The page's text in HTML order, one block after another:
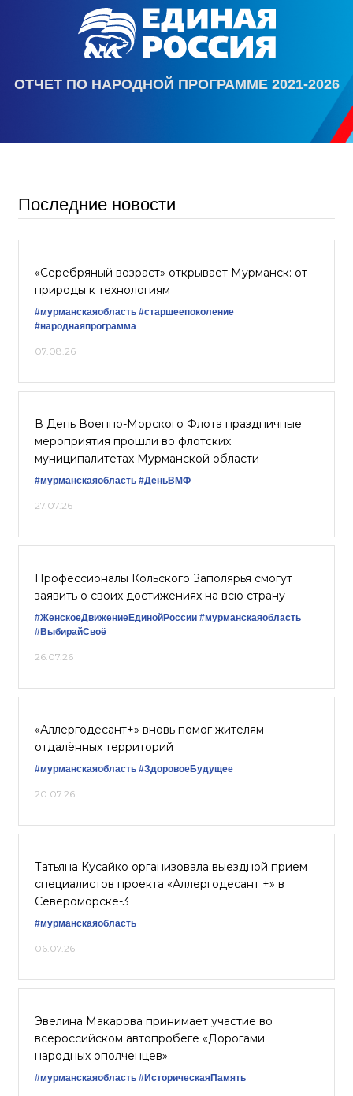
ОТЧЕТ ПО НАРОДНОЙ ПРОГРАММЕ 2021-2026
Последние новости
«Серебряный возраст» открывает Мурманск: от
природы к технологиям
#мурманскаяобласть #старшеепоколение
#народнаяпрограмма
07.08.26
В День Военно-Морского Флота праздничные
мероприятия прошли во флотских
муниципалитетах Мурманской области
#мурманскаяобласть #ДеньВМФ
27.07.26
Профессионалы Кольского Заполярья смогут
заявить о своих достижениях на всю страну
#ЖенскоеДвижениеЕдинойРоссии #мурманскаяобласть
#ВыбирайСвоё
26.07.26
«Аллергодесант+» вновь помог жителям
отдалённых территорий
#мурманскаяобласть #ЗдоровоеБудущее
20.07.26
Татьяна Кусайко организовала выездной прием
специалистов проекта «Аллергодесант +» в
Североморске-3
#мурманскаяобласть
06.07.26
Эвелина Макарова принимает участие во
всероссийском автопробеге «Дорогами
народных ополченцев»
#мурманскаяобласть #ИсторическаяПамять